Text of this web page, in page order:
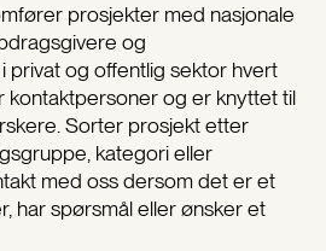
prosjekter med nasjonale
og
privat og offentlig sektor hvert
kontaktpersoner og er knyttet til
Sorter prosjekt etter
kategori eller
med oss dersom det er et
har spørsmål eller ønsker et